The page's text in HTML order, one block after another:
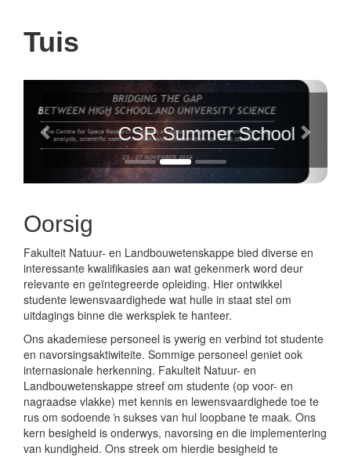
Tuis
Stimulating and strengthening
research in IWRM
Previous Next
Oorsig
Fakulteit Natuur- en Landbouwetenskappe bied diverse en
interessante kwalifikasies aan wat gekenmerk word deur
relevante en geïntegreerde opleiding. Hier ontwikkel
studente lewensvaardighede wat hulle in staat stel om
uitdagings binne die werksplek te hanteer.
Ons akademiese personeel is ywerig en verbind tot studente
en navorsingsaktiwiteite. Sommige personeel geniet ook
internasionale herkenning. Fakulteit Natuur- en
Landbouwetenskappe streef om studente (op voor- en
nagraadse vlakke) met kennis en lewensvaardighede toe te
rus om sodoende ŉ sukses van hul loopbane te maak. Ons
kern besigheid is onderwys, navorsing en die implementering
van kundigheid. Ons streek om hierdie besigheid te
nasionaliseer en internasionaliseer.